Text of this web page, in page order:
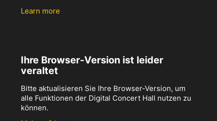
Learn more
Ihre Browser-Version ist leider
veraltet
Bitte aktualisieren Sie Ihre Browser-Version, um
alle Funktionen der Digital Concert Hall nutzen zu
können.